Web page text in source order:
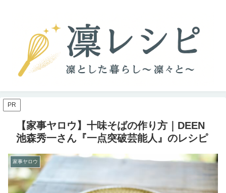
PR
【家事ヤロウ】十味そばの作り方｜DEEN
池森秀一さん『一点突破芸能人』のレシピ
家事ヤロウ